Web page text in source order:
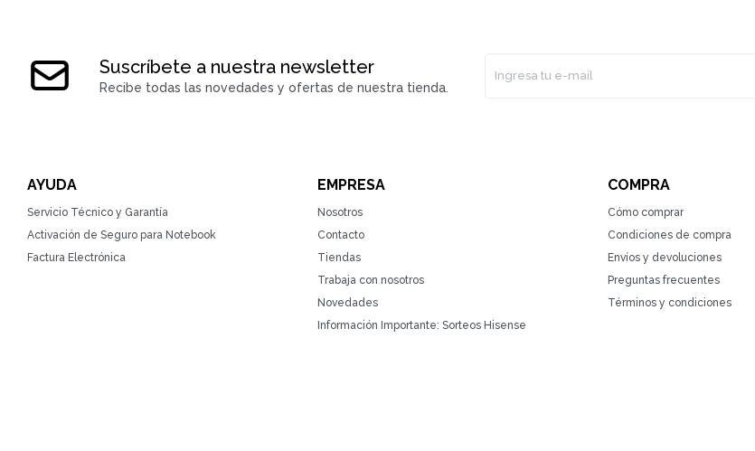
Suscríbete a nuestra newsletter
Recibe todas las novedades y ofertas de nuestra tienda.
AYUDA
Servicio Técnico y Garantía
Activación de Seguro para Notebook
Factura Electrónica
EMPRESA
Nosotros
Contacto
Tiendas
Trabaja con nosotros
Novedades
Información Importante: Sorteos Hisense
COMPRA
Cómo comprar
Condiciones de compra
Envíos y devoluciones
Preguntas frecuentes
Términos y condiciones